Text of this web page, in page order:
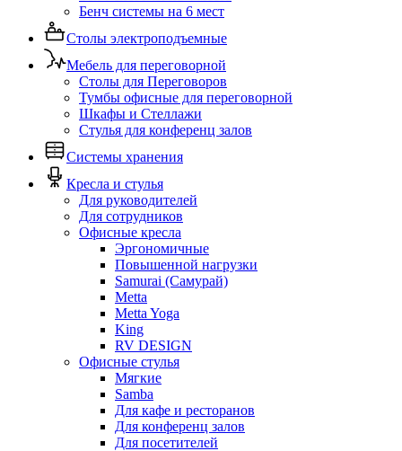
Бенч системы на 6 мест
Столы электроподъемные
Мебель для переговорной
Столы для Переговоров
Тумбы офисные для переговорной
Шкафы и Стеллажи
Стулья для конференц залов
Системы хранения
Кресла и стулья
Для руководителей
Для сотрудников
Офисные кресла
Эргономичные
Повышенной нагрузки
Samurai (Самурай)
Metta
Metta Yoga
King
RV DESIGN
Офисные стулья
Мягкие
Samba
Для кафе и ресторанов
Для конференц залов
Для посетителей